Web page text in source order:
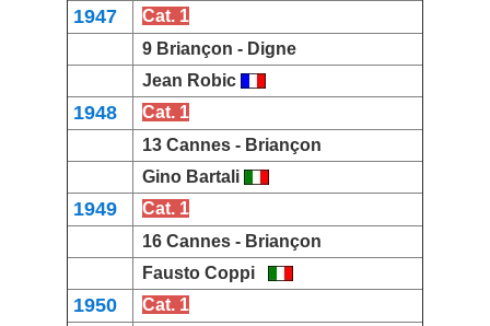
1947
Cat. 1
9 Briançon - Digne
Jean Robic
1948
Cat. 1
13 Cannes - Briançon
Gino Bartali
1949
Cat. 1
16 Cannes - Briançon
Fausto Coppi
1950
Cat. 1